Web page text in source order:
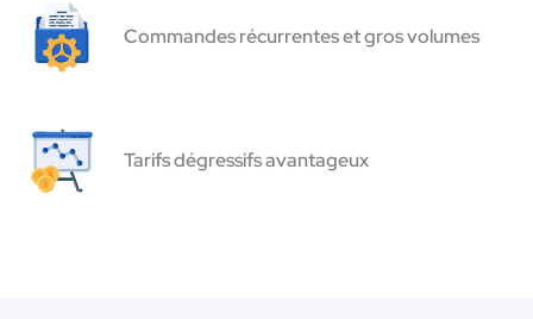
Commandes récurrentes et gros volumes
Tarifs dégressifs avantageux